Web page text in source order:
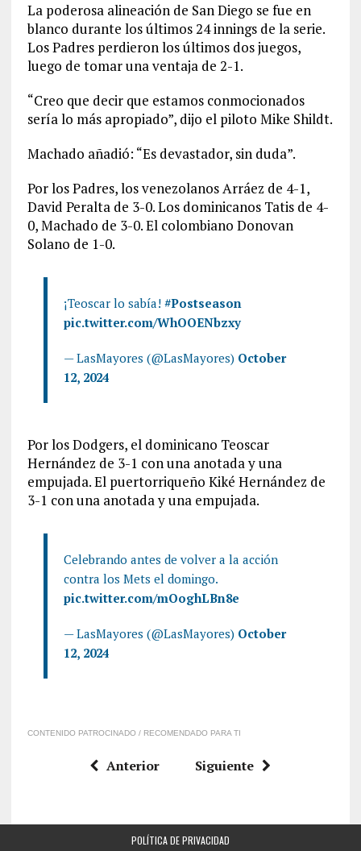
La poderosa alineación de San Diego se fue en
blanco durante los últimos 24 innings de la serie.
Los Padres perdieron los últimos dos juegos,
luego de tomar una ventaja de 2-1.
“Creo que decir que estamos conmocionados
sería lo más apropiado”, dijo el piloto Mike Shildt.
Machado añadió: “Es devastador, sin duda”.
Por los Padres, los venezolanos Arráez de 4-1,
David Peralta de 3-0. Los dominicanos Tatis de 4-
0, Machado de 3-0. El colombiano Donovan
Solano de 1-0.
¡Teoscar lo sabía! #Postseason
pic.twitter.com/WhOOENbzxy
— LasMayores (@LasMayores) October
12, 2024
Por los Dodgers, el dominicano Teoscar
Hernández de 3-1 con una anotada y una
empujada. El puertorriqueño Kiké Hernández de
3-1 con una anotada y una empujada.
Celebrando antes de volver a la acción
contra los Mets el domingo.
pic.twitter.com/mOoghLBn8e
— LasMayores (@LasMayores) October
12, 2024
CONTENIDO PATROCINADO / RECOMENDADO PARA TI
Anterior Siguiente
POLÍTICA DE PRIVACIDAD